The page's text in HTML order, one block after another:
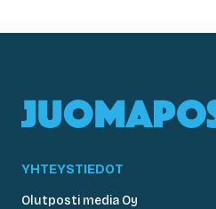
YHTEYSTIEDOT
Olutposti media Oy